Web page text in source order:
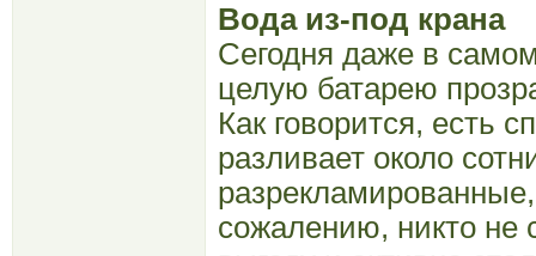
Вода из-под крана
Сегодня даже в
целую батарею
Как говорится, есть
разливает около
сожалению, никто не